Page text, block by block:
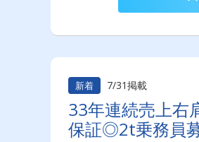
新着 7/31掲載
33年連続売上右
保証◎2t乗務員